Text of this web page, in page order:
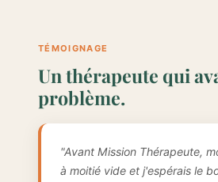
TÉMOIGNAGE
Un thérapeute qui
problème.
"Avant Mission Thérapeute,
à moitié vide et j'espérais le